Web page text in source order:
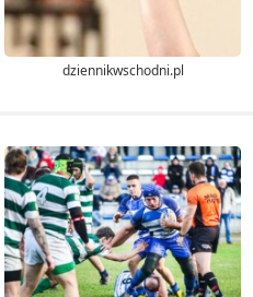
dziennikwschodni.pl